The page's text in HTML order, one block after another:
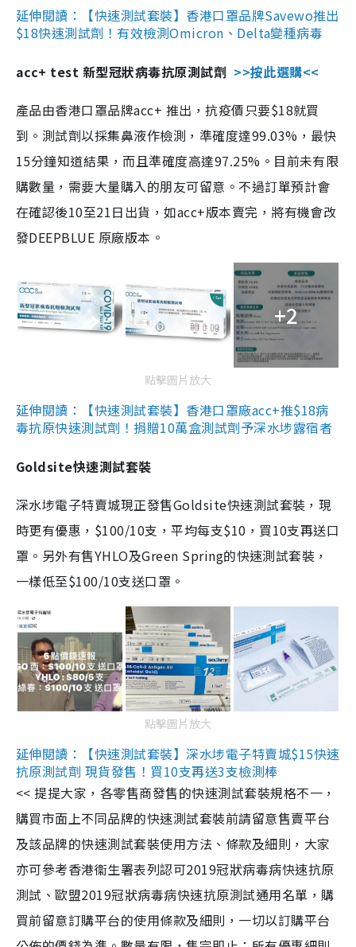
延伸閱讀：【快速測試套裝】香港口罩品牌Savewo推出
$18快速測試劑！有效檢測Omicron、Delta變種病毒
acc+ test 新型冠狀病毒抗原測試劑 >>按此選購<<
產品由香港口罩品牌acc+ 推出，抗疫價只要$18就買
到。測試劑以採集鼻液作檢測，準確度達99.03%，最快
15分鐘知道結果，而且準確度高達97.25%。目前未有限
購數量，需要大量購入的朋友可留意。不過訂單預計會
在確認後10至21日出貨，如acc+版本賣完，將有機會改
發DEEPBLUE 原廠版本。
+2
點擊圖片放大
延伸閱讀：【快速測試套裝】香港口罩廠acc+推$18病
毒抗原快速測試劑！捐贈10萬盒測試劑予深水埗露宿者
Goldsite快速測試套裝
深水埗電子特賣城現正發售Goldsite快速測試套裝，現
時更有優惠，$100/10支，平均每支$10，買10支再送口
罩。另外有售YHLO及Green Spring的快速測試套裝，
一樣低至$100/10支送口罩。
點擊圖片放大
延伸閱讀：【快速測試套裝】深水埗電子特賣城$15快速
抗原測試劑 現貨發售！買10支再送3支檢測棒
<< 提提大家，各零售商發售的快速測試套裝規格不一，
購買市面上不同品牌的快速測試套裝前請留意售賣平台
及該品牌的快速測試套裝使用方法、條款及細則，大家
亦可參考香港衞生署表列認可2019冠狀病毒病快速抗原
測試、歐盟2019冠狀病毒病快速抗原測試通用名單，購
買前留意訂購平台的使用條款及細則，一切以訂購平台